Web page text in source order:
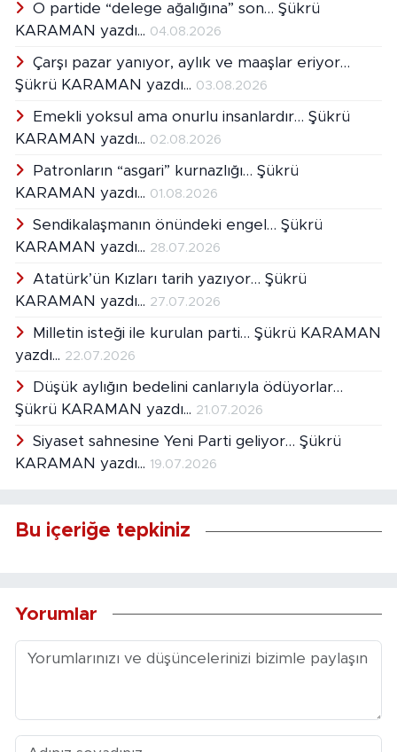
O partide “delege ağalığına” son… Şükrü
KARAMAN yazdı... 04.08.2026
Çarşı pazar yanıyor, aylık ve maaşlar eriyor…
Şükrü KARAMAN yazdı... 03.08.2026
Emekli yoksul ama onurlu insanlardır… Şükrü
KARAMAN yazdı... 02.08.2026
Patronların “asgari” kurnazlığı… Şükrü
KARAMAN yazdı... 01.08.2026
Sendikalaşmanın önündeki engel… Şükrü
KARAMAN yazdı... 28.07.2026
Atatürk’ün Kızları tarih yazıyor… Şükrü
KARAMAN yazdı... 27.07.2026
Milletin isteği ile kurulan parti… Şükrü KARAMAN
yazdı... 22.07.2026
Düşük aylığın bedelini canlarıyla ödüyorlar…
Şükrü KARAMAN yazdı... 21.07.2026
Siyaset sahnesine Yeni Parti geliyor… Şükrü
KARAMAN yazdı... 19.07.2026
Bu içeriğe tepkiniz
Yorumlar